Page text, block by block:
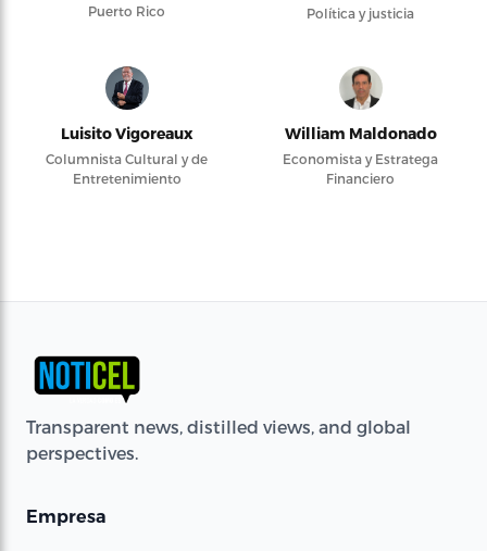
Puerto Rico
Política y justicia
Luisito Vigoreaux
Columnista Cultural y de
Entretenimiento
William Maldonado
Economista y Estratega
Financiero
Transparent news, distilled views, and global
perspectives.
Empresa